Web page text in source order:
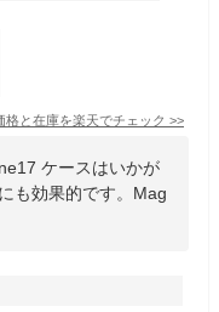
格と在庫を楽天でチェック >>
ケースはいかが
も効果的です。Mag